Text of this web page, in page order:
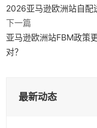
2026亚马逊欧洲站自配
下一篇
亚马逊欧洲站FBM政策
对？
最新动态